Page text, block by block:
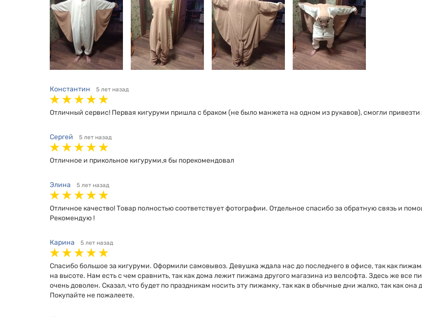
Константин 5 лет назад
Отличный сервис! Первая кигуруми пришла с браком (не было манжета на одном из рукавов), смогли
Сергей 5 лет назад
Отличное и прикольное кигуруми,я бы порекомендовал
Элина 5 лет назад
Отличное качество! Товар полностью соответствует фотографии. Отдельное спасибо за обратную связь и
Рекомендую !
Карина 5 лет назад
Спасибо большое за кигуруми. Оформили самовывоз. Девушка ждала нас до последнего в офисе, так как
на высоте. Нам есть с чем сравнить, так как дома лежит пижама другого магазина из велсофта. Здесь же
очень доволен. Сказал, что будет по праздникам носить эту пижамку, так как в обычные дни жалко, так как
Покупайте не пожалеете.